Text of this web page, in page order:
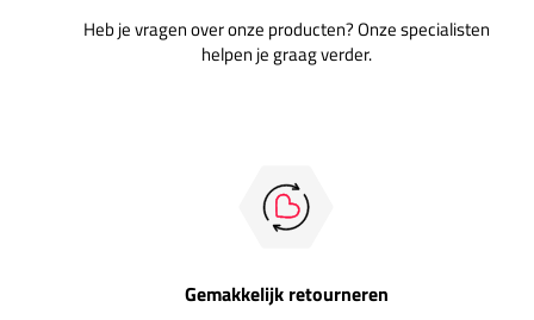
Heb je vragen over onze producten? Onze specialisten
helpen je graag verder.
Gemakkelijk retourneren